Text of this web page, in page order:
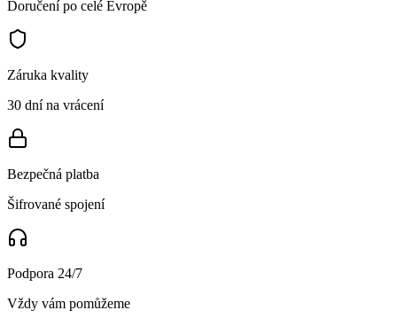
Doručení po celé Evropě
Záruka kvality
30 dní na vrácení
Bezpečná platba
Šifrované spojení
Podpora 24/7
Vždy vám pomůžeme